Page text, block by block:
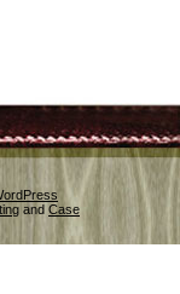
and Case